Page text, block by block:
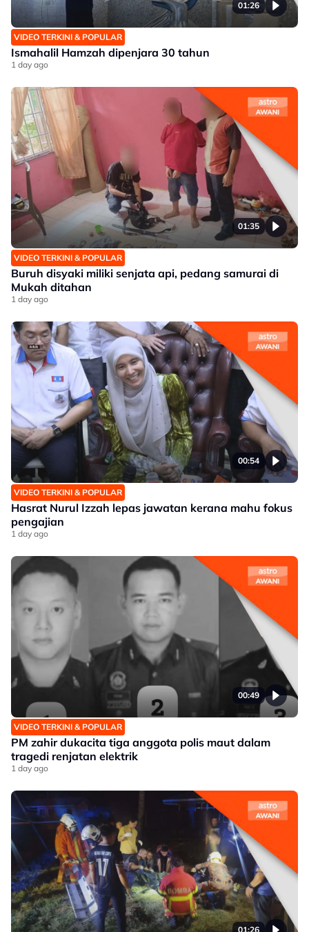
01:26
VIDEO TERKINI & POPULAR
Ismahalil Hamzah dipenjara 30 tahun
1 day ago
01:35
VIDEO TERKINI & POPULAR
Buruh disyaki miliki senjata api, pedang samurai di
Mukah ditahan
1 day ago
00:54
VIDEO TERKINI & POPULAR
Hasrat Nurul Izzah lepas jawatan kerana mahu fokus
pengajian
1 day ago
00:49
VIDEO TERKINI & POPULAR
PM zahir dukacita tiga anggota polis maut dalam
tragedi renjatan elektrik
1 day ago
01:26